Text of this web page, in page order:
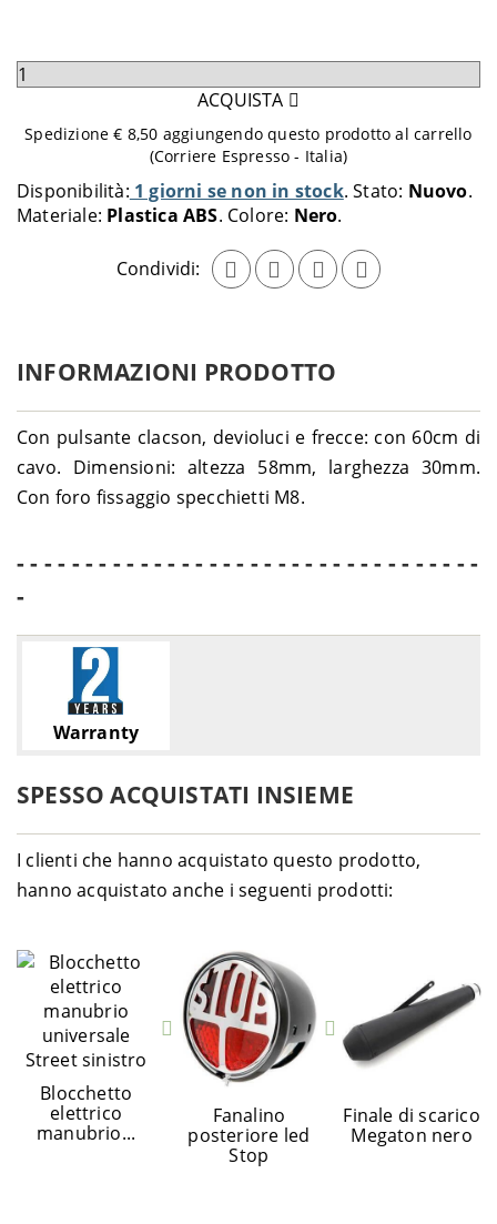
Disponibilità: 1 giorni se non in stock Stato: Nuovo
Materiale: Plastica ABS Colore: Nero
Condividi:
Seleziona
aggiungere
carrello
ACQUISTA
Spedizione € 8,50 aggiungendo questo prodotto al carrello
(Corriere Espresso - Italia)
INFORMAZIONI PRODOTTO
Con pulsante clacson, devioluci e frecce: con 60cm di
cavo. Dimensioni: altezza 58mm, larghezza 30mm.
Con foro fissaggio specchietti M8.
- - - - - - - - - - - - - - - - - - - - - - - - - - - - - - - - - -
-
Warranty
SPESSO ACQUISTATI INSIEME
I clienti che hanno acquistato questo prodotto,
hanno acquistato anche i seguenti prodotti:
Blocchetto
elettrico
manubrio...
Fanalino
posteriore led
Stop
Finale di scarico
Megaton nero